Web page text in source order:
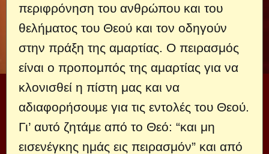
περιφρόνηση του ανθρώπου και του
θελήματος του Θεού και τον οδηγούν
στην πράξη της αμαρτίας. Ο πειρασμός
είναι ο προπομπός της αμαρτίας για να
κλονισθεί η πίστη μας και να
αδιαφορήσουμε για τις εντολές του Θεού.
Γι’ αυτό ζητάμε από το Θεό: “και μη
εισενέγκης ημάς εις πειρασμόν” και από